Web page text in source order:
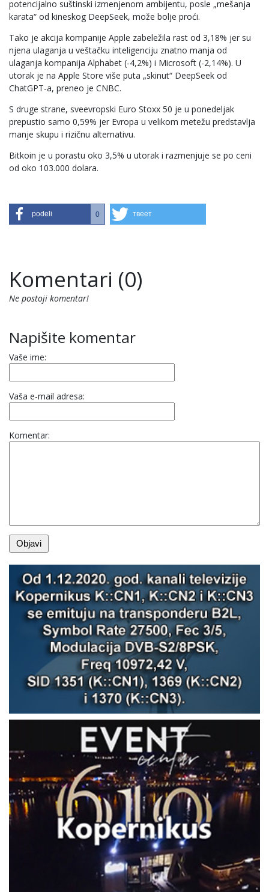
potencijalno suštinski izmenjenom ambijentu, posle „mešanja
karata“ od kineskog DeepSeek, može bolje proći.
Tako je akcija kompanije Apple zabeležila rast od 3,18% jer su
njena ulaganja u veštačku inteligenciju znatno manja od
ulaganja kompanija Alphabet (-4,2%) i Microsoft (-2,14%). U
utorak je na Apple Store više puta „skinut“ DeepSeek od
ChatGPT-a, preneo je CNBC.
S druge strane, sveevropski Euro Stoxx 50 je u ponedeljak
prepustio samo 0,59% jer Evropa u velikom metežu predstavlja
manje skupu i rizičnu alternativu.
Bitkoin je u porastu oko 3,5% u utorak i razmenjuje se po ceni
od oko 103.000 dolara.
podeli 0 твеет
Komentari (0)
Ne postoji komentar!
Napišite komentar
Vaše ime:
Vaša e-mail adresa:
Komentar: